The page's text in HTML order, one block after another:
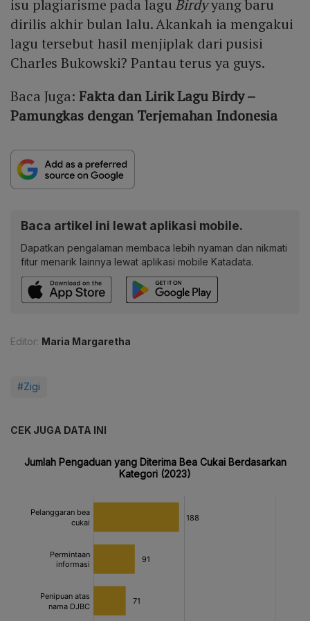
isu plagiarisme pada lagu Birdyyang baru
dirilis akhir bulan lalu. Akankah ia mengakui
lagu tersebut hasil menjiplak dari pusisi
Charles Bukowski? Pantau terus ya guys.
Baca Juga: Fakta dan Lirik Lagu Birdy –
Pamungkas dengan Terjemahan Indonesia
Baca artikel ini lewat aplikasi mobile.
Dapatkan pengalaman membaca lebih nyaman dan nikmati
fitur menarik lainnya lewat aplikasi mobile Katadata.
Editor: Maria Margaretha
#Zigi
CEK JUGA DATA INI